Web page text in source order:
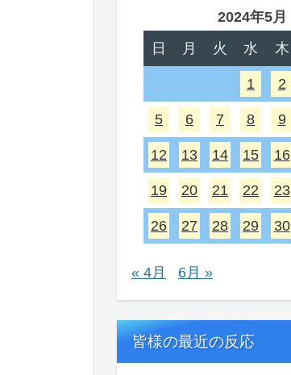
2024年5月
日
月 火 水 木
1 2
5 6 7 8 9
12 13 14 15 16
19 20 21 22 23
26 27 28 29 30
« 4月 6月 »
皆様の最近の反応